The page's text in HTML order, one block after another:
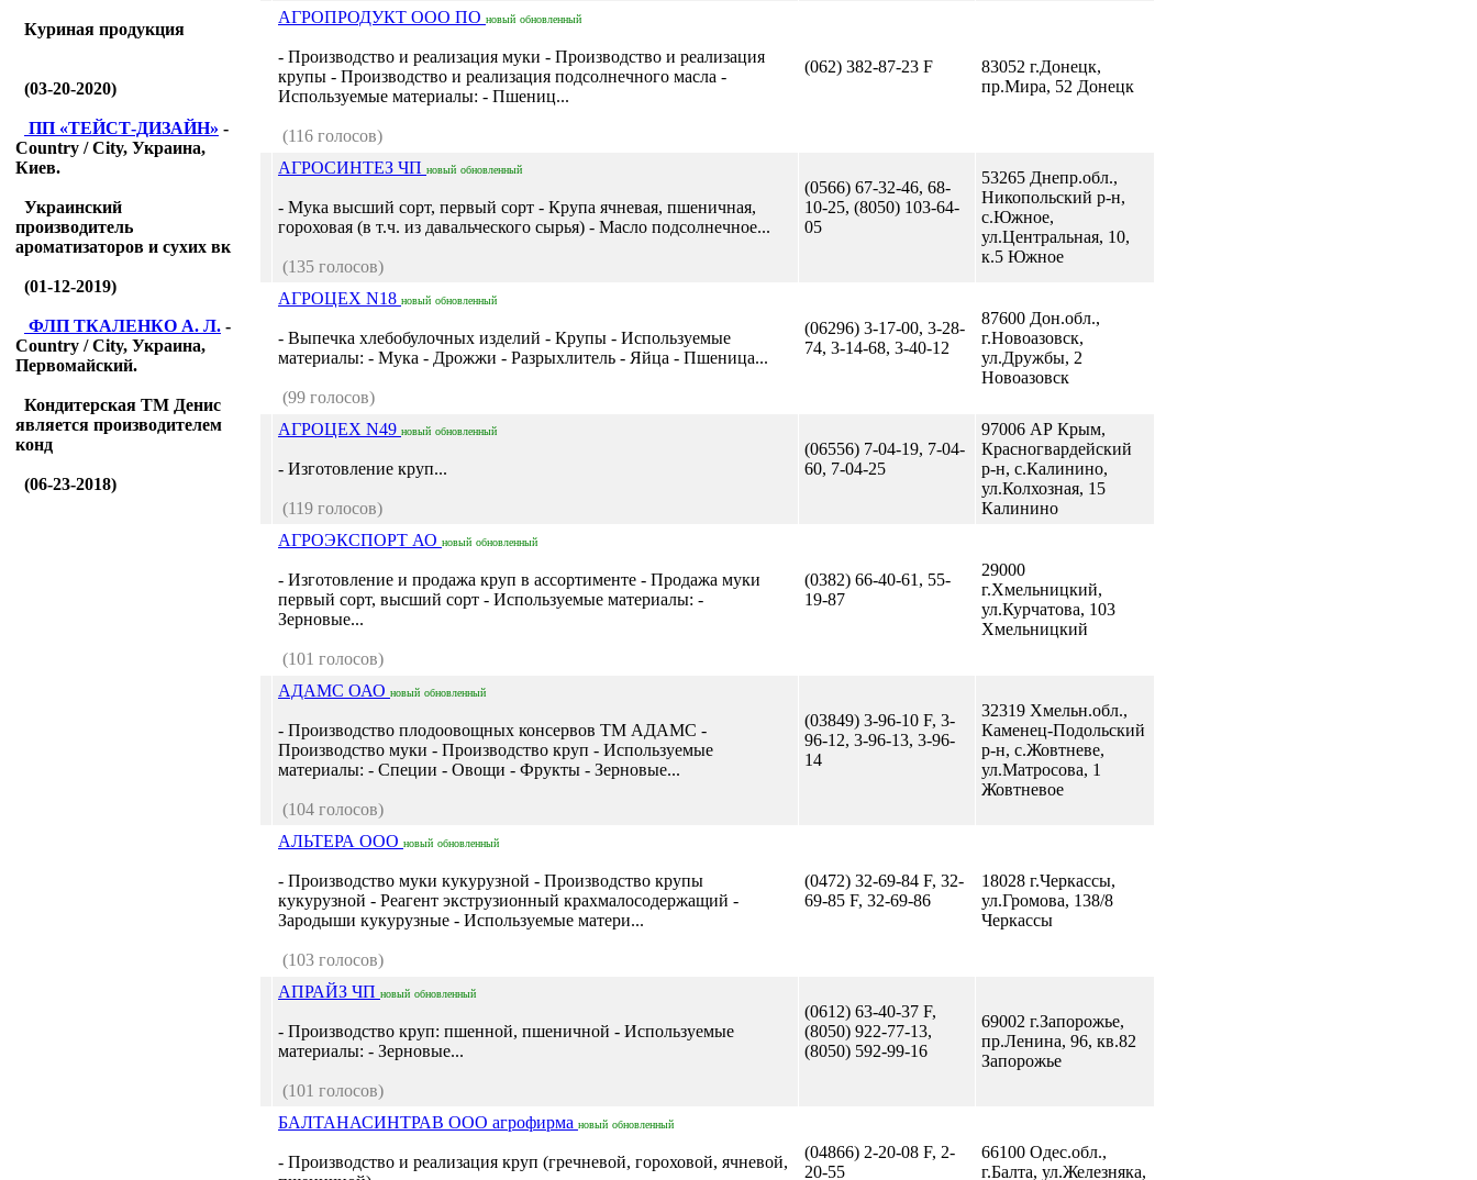
Куриная продукция
(03-20-2020)
ПП «ТЕЙСТ-ДИЗАЙН» -
Country / City, Украина,
Киев.
Украинский
производитель
ароматизаторов и сухих вк
(01-12-2019)
ФЛП ТКАЛЕНКО А. Л. -
Country / City, Украина,
Первомайский.
Кондитерская ТМ Денис
является производителем
конд
(06-23-2018)
АГРОПРОДУКТ ООО ПО новый обновленный
- Производство и реализация муки - Производство и реализация
крупы - Производство и реализация подсолнечного масла -
Используемые материалы: - Пшениц...
(116 голосов)
(062) 382-87-23 F
83052 г.Донецк,
пр.Мира, 52 Донецк
АГРОСИНТЕЗ ЧП новый обновленный
- Мука высший сорт, первый сорт - Крупа ячневая, пшеничная,
гороховая (в т.ч. из давальческого сырья) - Масло подсолнечное...
(135 голосов)
(0566) 67-32-46, 68-
10-25, (8050) 103-64-
05
53265 Днепр.обл.,
Никопольский р-н,
с.Южное,
ул.Центральная, 10,
к.5 Южное
АГРОЦЕХ N18 новый обновленный
- Выпечка хлебобулочных изделий - Крупы - Используемые
материалы: - Мука - Дрожжи - Разрыхлитель - Яйца - Пшеница...
(99 голосов)
(06296) 3-17-00, 3-28-
74, 3-14-68, 3-40-12
87600 Дон.обл.,
г.Новоазовск,
ул.Дружбы, 2
Новоазовск
АГРОЦЕХ N49 новый обновленный
- Изготовление круп...
(119 голосов)
(06556) 7-04-19, 7-04-
60, 7-04-25
97006 АР Крым,
Красногвардейский
р-н, с.Калинино,
ул.Колхозная, 15
Калинино
АГРОЭКСПОРТ АО новый обновленный
- Изготовление и продажа круп в ассортименте - Продажа муки
первый сорт, высший сорт - Используемые материалы: -
Зерновые...
(101 голосов)
(0382) 66-40-61, 55-
19-87
29000
г.Хмельницкий,
ул.Курчатова, 103
Хмельницкий
АДАМС ОАО новый обновленный
- Производство плодоовощных консервов ТМ АДАМС -
Производство муки - Производство круп - Используемые
материалы: - Специи - Овощи - Фрукты - Зерновые...
(104 голосов)
(03849) 3-96-10 F, 3-
96-12, 3-96-13, 3-96-
14
32319 Хмельн.обл.,
Каменец-Подольский
р-н, с.Жовтневе,
ул.Матросова, 1
Жовтневое
АЛЬТЕРА ООО новый обновленный
- Производство муки кукурузной - Производство крупы
кукурузной - Реагент экструзионный крахмалосодержащий -
Зародыши кукурузные - Используемые матери...
(103 голосов)
(0472) 32-69-84 F, 32-
69-85 F, 32-69-86
18028 г.Черкассы,
ул.Громова, 138/8
Черкассы
АПРАЙЗ ЧП новый обновленный
- Производство круп: пшенной, пшеничной - Используемые
материалы: - Зерновые...
(101 голосов)
(0612) 63-40-37 F,
(8050) 922-77-13,
(8050) 592-99-16
69002 г.Запорожье,
пр.Ленина, 96, кв.82
Запорожье
БАЛТАНАСИНТРАВ ООО агрофирма новый обновленный
- Производство и реализация круп (гречневой, гороховой, ячневой,
(04866) 2-20-08 F, 2-
20-55
66100 Одес.обл.,
г.Балта, ул.Железняка,